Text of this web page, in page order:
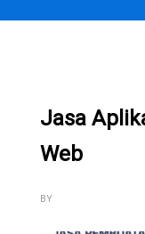
Jasa
Web
BY